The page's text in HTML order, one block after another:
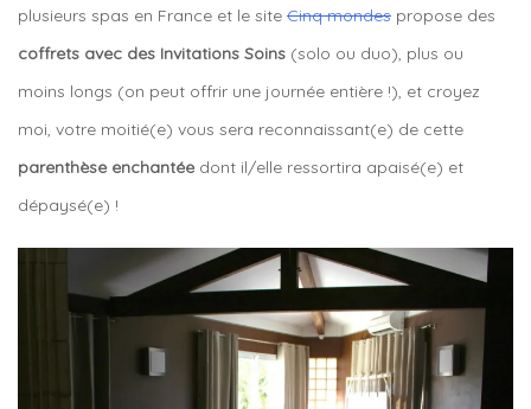
plusieurs spas en France et le site Cinq mondes propose des
coffrets avec des Invitations Soins (solo ou duo), plus ou
moins longs (on peut offrir une journée entière !), et croyez
moi, votre moitié(e) vous sera reconnaissant(e) de cette
parenthèse enchantée dont il/elle ressortira apaisé(e) et
dépaysé(e) !